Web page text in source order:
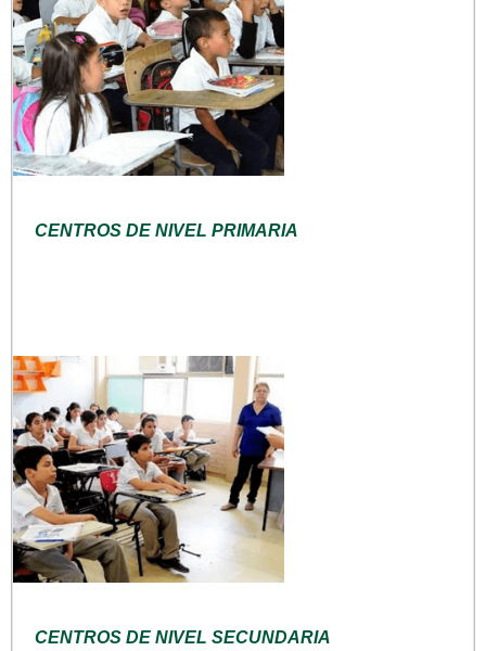
CENTROS DE NIVEL PRIMARIA
CENTROS DE NIVEL SECUNDARIA